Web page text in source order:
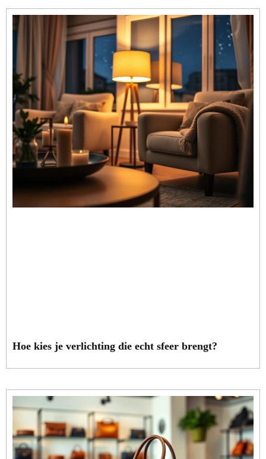
Hoe kies je verlichting die echt sfeer brengt?